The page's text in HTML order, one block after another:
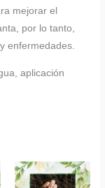
mejorar el
por lo tanto,
enfermedades.
aplicación